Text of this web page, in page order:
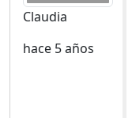
Claudia
hace 5 años